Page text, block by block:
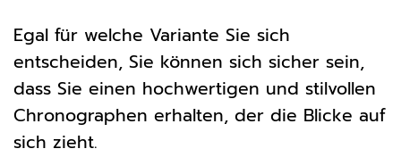
Egal für welche Variante Sie sich
entscheiden, Sie können sich sicher sein,
dass Sie einen hochwertigen und stilvollen
Chronographen erhalten, der die Blicke auf
sich zieht.